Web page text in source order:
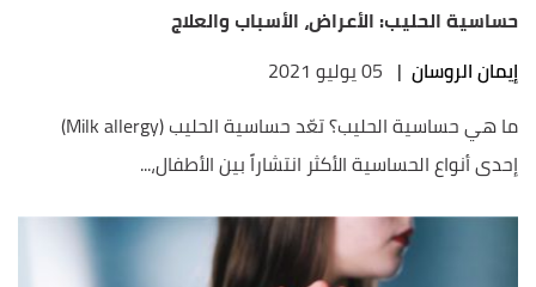
حساسية الحليب: الأعراض، الأسباب والعلاج
إيمان الروسان | 05 يوليو 2021
ما هي حساسية الحليب؟ تعّد حساسية الحليب (Milk allergy)
إحدى أنواع الحساسية الأكثر انتشاراً بين الأطفال،...